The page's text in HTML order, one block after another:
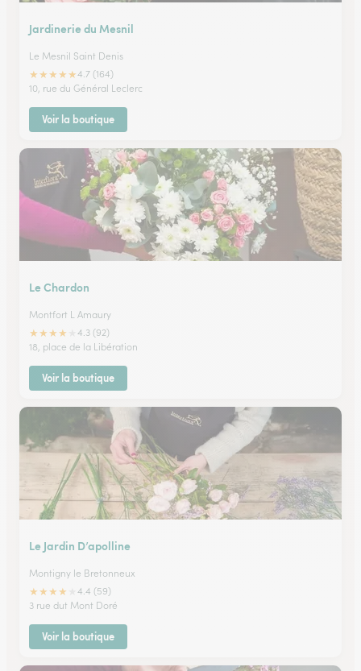
Jardinerie du Mesnil
Le Mesnil Saint Denis
★★★★★4.7 (164)
10, rue du Général Leclerc
Voir la boutique
Le Chardon
Montfort L Amaury
★★★★
4.3 (92)
18, place de la Libération
Voir la boutique
Le Jardin D’apolline
Montigny le Bretonneux
★★★★
4.4 (59)
3 rue dut Mont Doré
Voir la boutique